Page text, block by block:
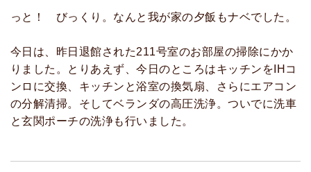
っと！ びっくり。なんと我が家の夕飯もナベでした。
今日は、昨日退館された211号室のお部屋の掃除にかか
りました。とりあえず、今日のところはキッチンをIHコ
ンロに交換、キッチンと浴室の換気扇、さらにエアコン
の分解清掃。そしてベランダの高圧洗浄。ついでに洗車
と玄関ポーチの洗浄も行いました。